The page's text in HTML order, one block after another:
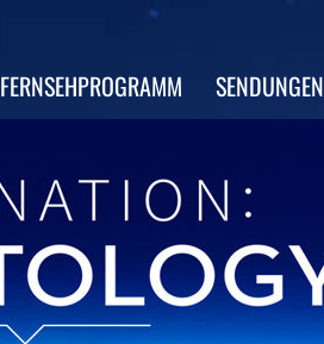
FERNSEHPROGRAMM SENDUNGEN